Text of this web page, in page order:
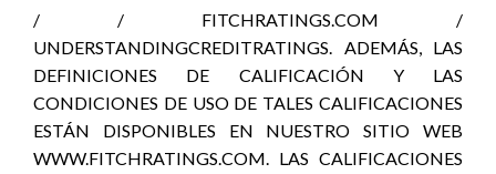
/ / FITCHRATINGS.COM /
UNDERSTANDINGCREDITRATINGS. ADEMÁS, LAS
DEFINICIONES DE CALIFICACIÓN Y LAS
CONDICIONES DE USO DE TALES CALIFICACIONES
ESTÁN DISPONIBLES EN NUESTRO SITIO WEB
WWW.FITCHRATINGS.COM. LAS CALIFICACIONES